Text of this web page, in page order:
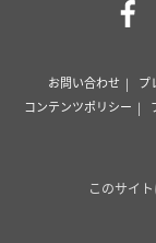
お問い合わせ プ
コンテンツポリシー
このサイ